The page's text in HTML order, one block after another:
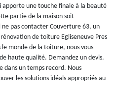
apporte une touche finale à la beauté
partie de la maison soit
pas contacter Couverture 63, un
de toiture Egliseneuve Pres
monde de la toiture, nous vous
haute qualité. Demandez un devis.
dans un temps record. Nous
les solutions idéals appropriés au